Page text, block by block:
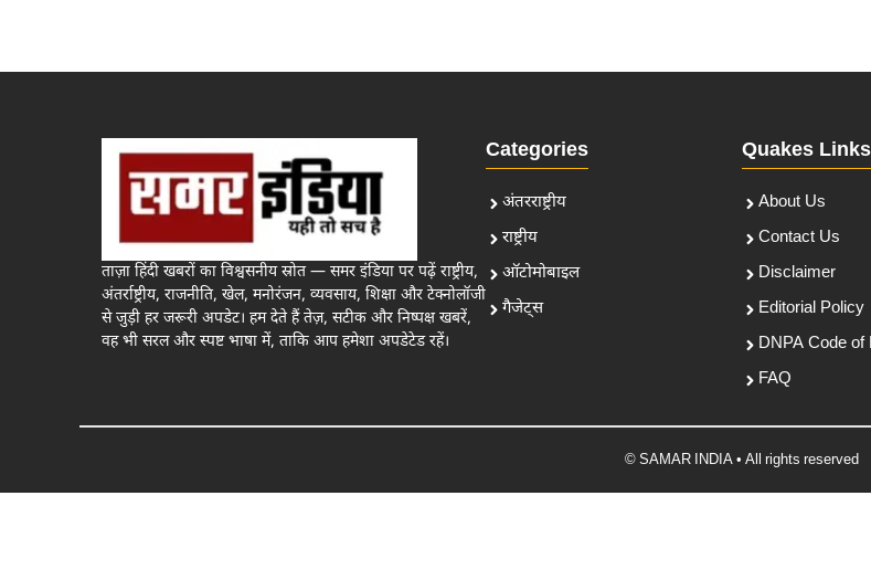
ताज़ा हिंदी खबरों का विश्वसनीय स्रोत — समर इंडिया पर पढ़ें राष्ट्रीय,
अंतर्राष्ट्रीय, राजनीति, खेल, मनोरंजन, व्यवसाय, शिक्षा और टेक्नोलॉजी
से जुड़ी हर जरूरी अपडेट। हम देते हैं तेज़, सटीक और निष्पक्ष खबरें,
वह भी सरल और स्पष्ट भाषा में, ताकि आप हमेशा अपडेटेड रहें।
Categories
अंतरराष्ट्रीय
राष्ट्रीय
ऑटोमोबाइल
गैजेट्स
Quakes Links
About Us
Contact Us
Disclaimer
Editorial Policy
DNPA Code of
FAQ
© SAMAR INDIA • All rights reserved